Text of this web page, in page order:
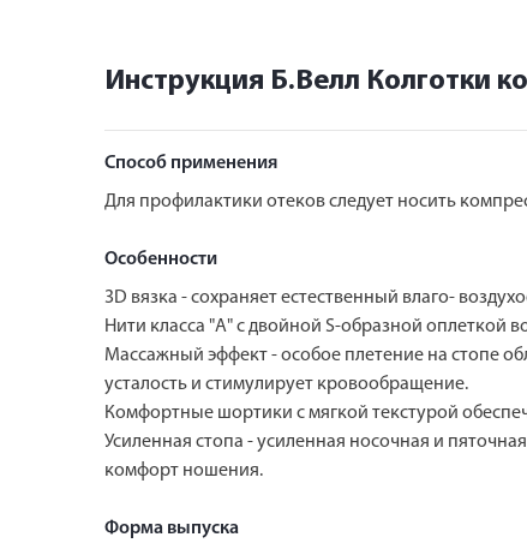
Инструкция Б.Велл Колготки
Способ применения
Для профилактики отеков следует носить
Особенности
3D вязка - сохраняет естественный влаго-
Нити класса "А" с двойной S-образной оплеткой
Массажный эффект - особое плетение на стопе
усталость и стимулирует кровообращение.
Комфортные шортики с мягкой текстурой
Усиленная стопа - усиленная носочная и
комфорт ношения.
Форма выпуска